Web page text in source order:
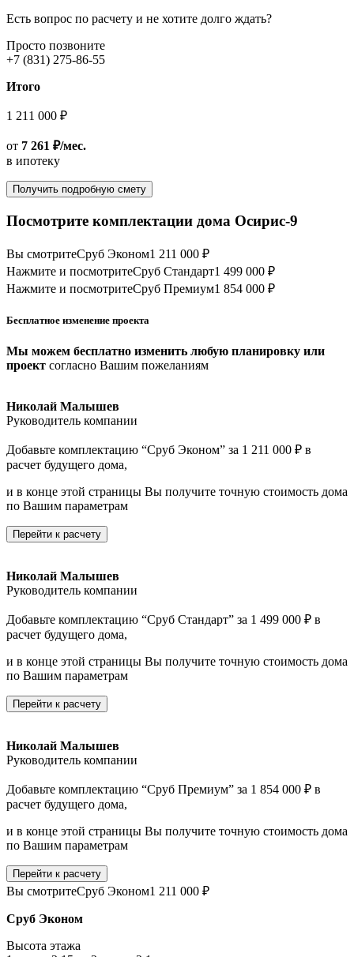
Есть вопрос по расчету и не хотите долго ждать?
Просто позвоните
+7 (831) 275-86-55
Итого
1 211 000 ₽
от 7 261 ₽/мес.
в ипотеку
Получить подробную смету
Посмотрите комплектации дома Осирис-9
Вы смотритеСруб Эконом1 211 000 ₽
Нажмите и посмотритеСруб Стандарт1 499 000 ₽
Нажмите и посмотритеСруб Премиум1 854 000 ₽
Бесплатное изменение проекта
Мы можем бесплатно изменить любую планировку или
проект согласно Вашим пожеланиям
Николай Малышев
Руководитель компании
Добавьте комплектацию “Сруб Эконом” за 1 211 000 ₽ в
расчет будущего дома,
и в конце этой страницы Вы получите точную стоимость дома
по Вашим параметрам
Перейти к расчету
Николай Малышев
Руководитель компании
Добавьте комплектацию “Сруб Стандарт” за 1 499 000 ₽ в
расчет будущего дома,
и в конце этой страницы Вы получите точную стоимость дома
по Вашим параметрам
Перейти к расчету
Николай Малышев
Руководитель компании
Добавьте комплектацию “Сруб Премиум” за 1 854 000 ₽ в
расчет будущего дома,
и в конце этой страницы Вы получите точную стоимость дома
по Вашим параметрам
Перейти к расчету
Вы смотритеСруб Эконом1 211 000 ₽
Сруб Эконом
Высота этажа